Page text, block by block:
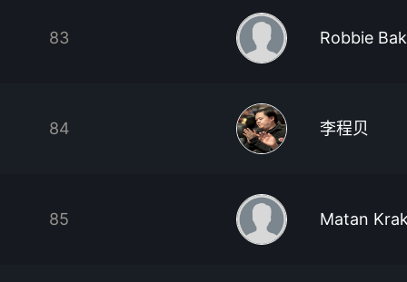
83 Robbie
84 李程贝
85 Matan